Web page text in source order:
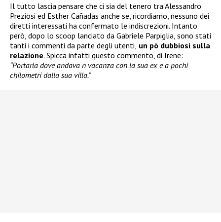
Il tutto lascia pensare che ci sia del tenero tra Alessandro
Preziosi ed Esther Cañadas anche se, ricordiamo, nessuno dei
diretti interessati ha confermato le indiscrezioni. Intanto
però, dopo lo scoop lanciato da Gabriele Parpiglia, sono stati
tanti i commenti da parte degli utenti, un pò dubbiosi sulla
relazione. Spicca infatti questo commento, di Irene:
“Portarla dove andava n vacanza con la sua ex e a pochi
chilometri dalla sua villa.”